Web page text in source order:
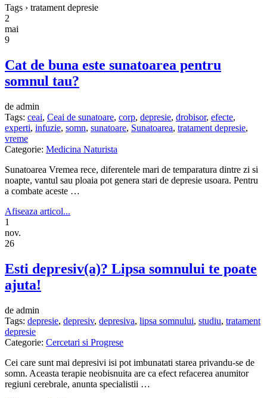
Tags › tratament depresie
2
mai
9
Cat de buna este sunatoarea pentru
somnul tau?
de admin
Tags: ceai, Ceai de sunatoare, corp, depresie, drobisor, efecte,
experti, infuzie, somn, sunatoare, Sunatoarea, tratament depresie,
vreme
Categorie: Medicina Naturista
Sunatoarea Vremea rece, diferentele mari de temparatura dintre zi si
noapte, vantul sau ploaia pot genera stari de depresie usoara. Pentru
a combate aceste …
Afiseaza articol...
1
nov.
26
Esti depresiv(a)? Lipsa somnului te poate
ajuta!
de admin
Tags: depresie, depresiv, depresiva, lipsa somnului, studiu, tratament
depresie
Categorie: Cercetari si Progrese
Cei care sunt mai depresivi isi pot imbunatati starea privandu-se de
somn. Aceasta terapie neobisnuita are ca efect refacerea anumitor
regiuni cerebrale, anunta specialistii …